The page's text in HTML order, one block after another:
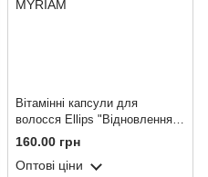
Вітамінні капсули для
волосся Ellips "Відновлення
для волосся" з PRO-
Кератиновим комплексом - 6
шт.
160.00 грн
Оптові ціни